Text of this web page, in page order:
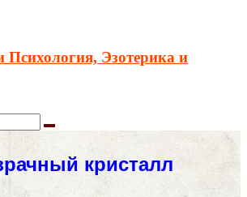
Психология, Эзотерика и